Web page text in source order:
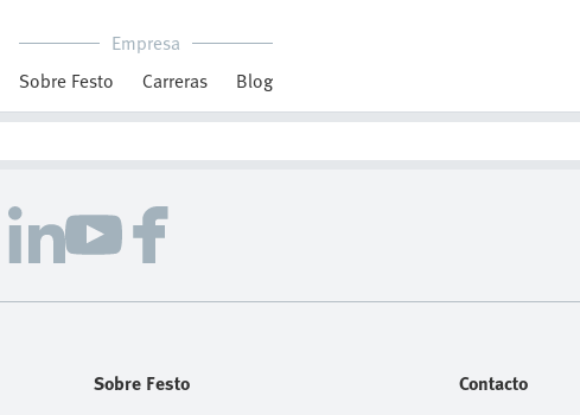
Empresa
Sobre Festo
Carreras Blog
Sobre Festo
Contacto